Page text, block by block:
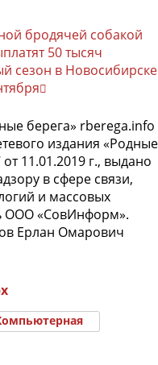
бродячей собакой
50 тысяч
сезон в Новосибирске
берега» rberega.info
издания «Родные
11.01.2019 г., выдано
в сфере связи,
и массовых
ООО «СовИнформ».
Ерлан Омарович